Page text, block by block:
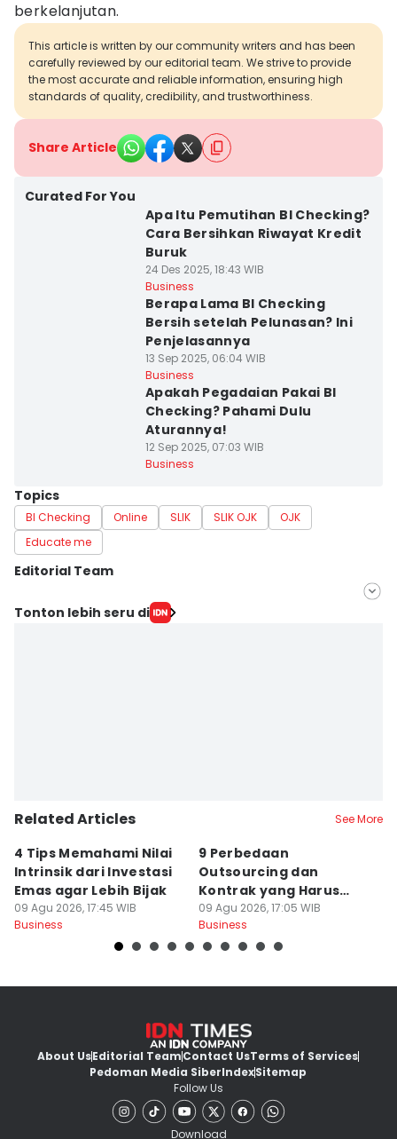
berkelanjutan.
This article is written by our community writers and has been
carefully reviewed by our editorial team. We strive to provide
the most accurate and reliable information, ensuring high
standards of quality, credibility, and trustworthiness.
Share Article
Curated For You
Apa Itu Pemutihan BI Checking?
Cara Bersihkan Riwayat Kredit
Buruk
24 Des 2025, 18:43 WIB
Business
Berapa Lama BI Checking
Bersih setelah Pelunasan? Ini
Penjelasannya
13 Sep 2025, 06:04 WIB
Business
Apakah Pegadaian Pakai BI
Checking? Pahami Dulu
Aturannya!
12 Sep 2025, 07:03 WIB
Business
Topics
BI Checking Online SLIK SLIK OJK
OJK
Educate me
Editorial Team
Editor
Tonton lebih seru di
Related Articles See More
4 Tips Memahami Nilai
Intrinsik dari Investasi
Emas agar Lebih Bijak
09 Agu 2026, 17:45 WIB
Business
9 Perbedaan
Outsourcing dan
Kontrak yang Harus
Kamu Tahu
09 Agu 2026, 17:05 WIB
Business
About UsEditorial TeamContact UsTerms of Services
Pedoman Media SiberIndexSitemap
Follow Us
Download